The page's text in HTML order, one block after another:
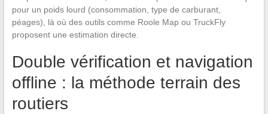
pour un poids lourd (consommation, type de carburant,
péages), là où des outils comme Roole Map ou TruckFly
proposent une estimation directe.
Double vérification et navigation
offline : la méthode terrain des
routiers